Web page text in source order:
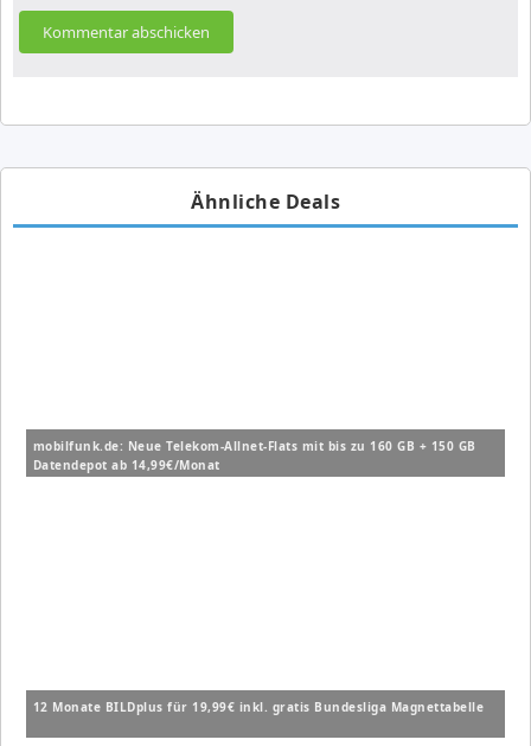
Ähnliche Deals
mobilfunk.de: Neue Telekom-Allnet-Flats mit bis zu 160 GB + 150 GB
Datendepot ab 14,99€/Monat
12 Monate BILDplus für 19,99€ inkl. gratis Bundesliga Magnettabelle